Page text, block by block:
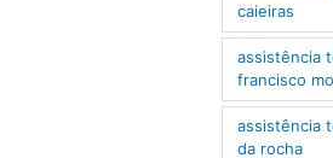
caieiras
assistência
francisco
assistência
da rocha